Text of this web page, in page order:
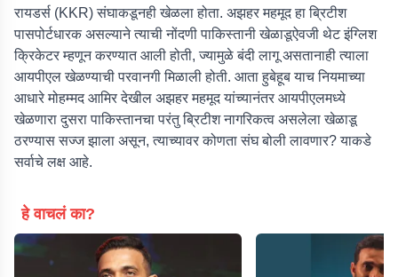
रायडर्स (KKR) संघाकडूनही खेळला होता. अझहर महमूद हा ब्रिटीश
पासपोर्टधारक असल्याने त्याची नोंदणी पाकिस्तानी खेळाडूऐवजी थेट इंग्लिश
क्रिकेटर म्हणून करण्यात आली होती, ज्यामुळे बंदी लागू असतानाही त्याला
आयपीएल खेळण्याची परवानगी मिळाली होती. आता हुबेहूब याच नियमाच्या
आधारे मोहम्मद आमिर देखील अझहर महमूद यांच्यानंतर आयपीएलमध्ये
खेळणारा दुसरा पाकिस्तानचा परंतु ब्रिटीश नागरिकत्व असलेला खेळाडू
ठरण्यास सज्ज झाला असून, त्याच्यावर कोणता संघ बोली लावणार? याकडे
सर्वाचे लक्ष आहे.
हे वाचलं का?